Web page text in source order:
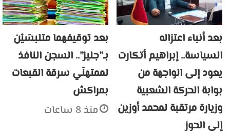
بعد أنباء اعتزاله
السياسة.. إبراهيم أتكارت
يعود إلى الواجهة من
بوابة الحركة الشعبية
وزيارة مرتقبة لمحمد أوزين
إلى الحوز
بعد توقيفهما متلبسَيْن
بـ”جليز”.. السجن النافذ
لممتهنَي سرقة القبعات
بمراكش
منذ 8 ساعات